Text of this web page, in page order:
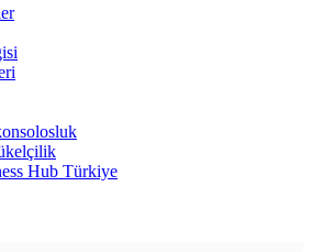
Hub Türkiye